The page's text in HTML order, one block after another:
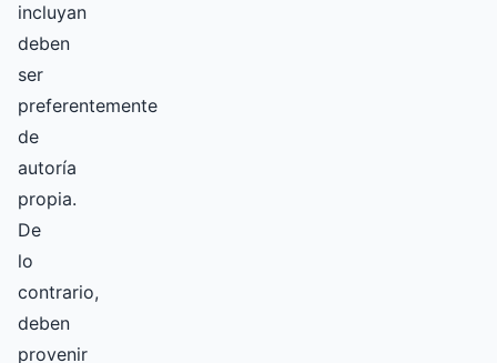
incluyan
deben
ser
preferentemente
de
autoría
propia.
De
lo
contrario,
deben
provenir